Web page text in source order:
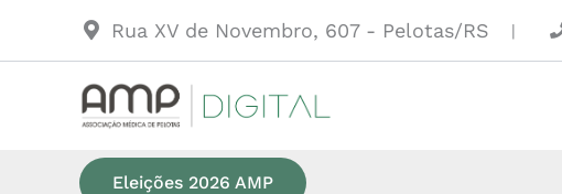
o
Rua XV de Novembro, 607 - Pelotas/RS |
Eleições 2026 AMP